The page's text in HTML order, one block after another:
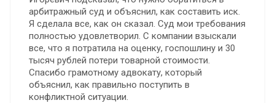
арбитражный суд и объяснил, как составить иск.
Я сделала все, как он сказал. Суд мои требования
полностью удовлетворил. С компании взыскали
все, что я потратила на оценку, госпошлину и 30
тысяч рублей потери товарной стоимости.
Спасибо грамотному адвокату, который
объяснил, как правильно поступить в
конфликтной ситуации.